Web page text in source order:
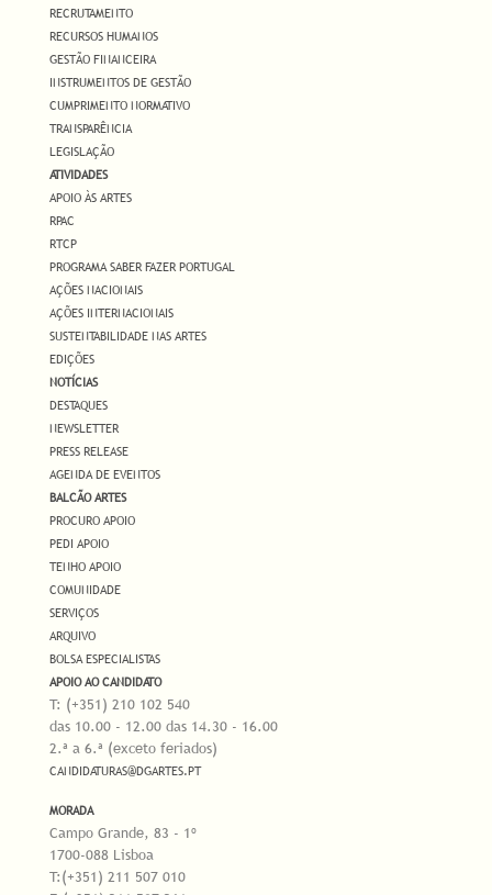
RECRUTAMENTO
RECURSOS HUMANOS
GESTÃO FINANCEIRA
INSTRUMENTOS DE GESTÃO
CUMPRIMENTO NORMATIVO
TRANSPARÊNCIA
LEGISLAÇÃO
ATIVIDADES
APOIO ÀS ARTES
RPAC
RTCP
PROGRAMA SABER FAZER PORTUGAL
AÇÕES NACIONAIS
AÇÕES INTERNACIONAIS
SUSTENTABILIDADE NAS ARTES
EDIÇÕES
NOTÍCIAS
DESTAQUES
NEWSLETTER
PRESS RELEASE
AGENDA DE EVENTOS
BALCÃO ARTES
PROCURO APOIO
PEDI APOIO
TENHO APOIO
COMUNIDADE
SERVIÇOS
ARQUIVO
BOLSA ESPECIALISTAS
APOIO AO CANDIDATO
T: (+351) 210 102 540
das 10.00 - 12.00 das 14.30 - 16.00
2.ª a 6.ª (exceto feriados)
CANDIDATURAS@DGARTES.PT
MORADA
Campo Grande, 83 - 1º
1700-088 Lisboa
T:(+351) 211 507 010